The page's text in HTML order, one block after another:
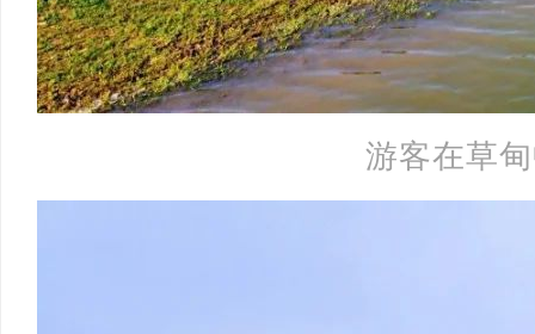
游客在草